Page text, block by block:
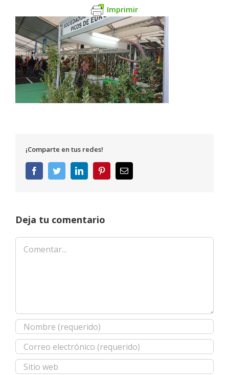
Imprimir
¡Comparte en tus redes!
FacebookTwitterLinkedInPinterestCorreo
electrónico
Deja tu comentario
Comentar